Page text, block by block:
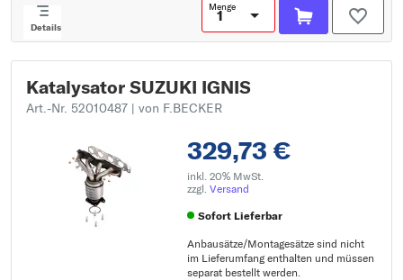
Details
Menge
Katalysator SUZUKI IGNIS
Art.-Nr. 52010487 | von F.BECKER
329,73 €
inkl. 20% MwSt.
zzgl. Versand
Sofort Lieferbar
Anbausätze/Montagesätze sind nicht
im Lieferumfang enthalten und müssen
separat bestellt werden.